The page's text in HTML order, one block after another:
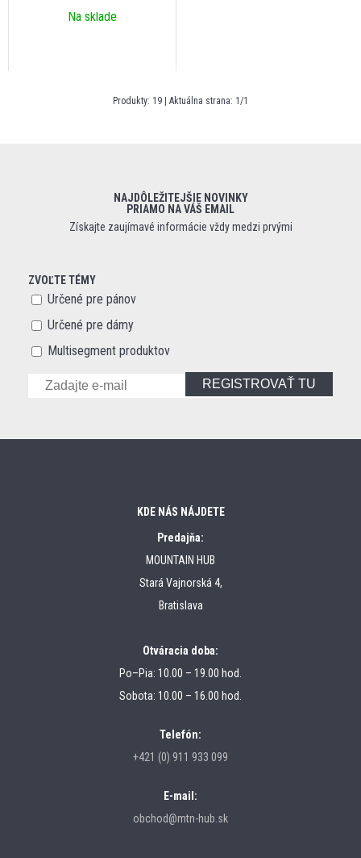
Na sklade
Produkty: 19 | Aktuálna strana: 1/1
NAJDÔLEŽITEJŠIE NOVINKY
PRIAMO NA VÁŠ EMAIL
Získajte zaujímavé informácie vždy medzi prvými
ZVOĽTE TÉMY
Určené pre pánov
Určené pre dámy
Multisegment produktov
REGISTROVAŤ TU
KDE NÁS NÁJDETE
Predajňa:
MOUNTAIN HUB
Stará Vajnorská 4,
Bratislava
Otváracia doba:
Po–Pia: 10.00 – 19.00 hod.
Sobota: 10.00 – 16.00 hod.
Telefón:
+421 (0) 911 933 099
E-mail:
obchod@mtn-hub.sk